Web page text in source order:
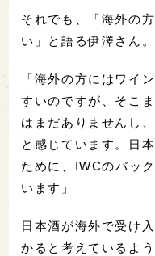
それでも、「海外の
い」と語る伊澤さん。
「海外の方にはワイ
すいのですが、そこ
はまだありませんし
と感じています。日
ために、IWCのバッ
います」
日本酒が海外で受け
かると考えているよう